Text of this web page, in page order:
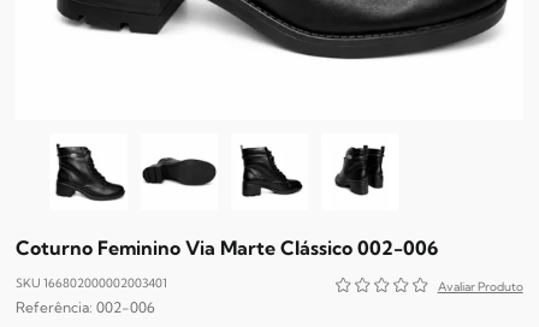
Coturno Feminino Via Marte Clássico 002-006
SKU 166802000002003401
002-006